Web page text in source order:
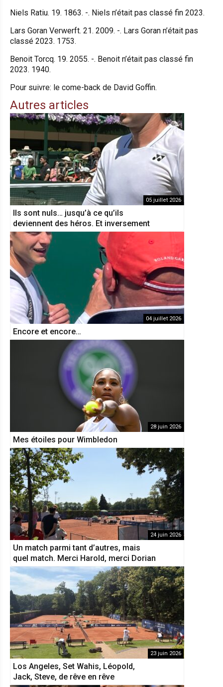
Niels Ratiu. 19. 1863. -. Niels n’était pas classé fin 2023.
Lars Goran Verwerft. 21. 2009. -. Lars Goran n’était pas
classé 2023. 1753.
Benoit Torcq. 19. 2055. -. Benoit n’était pas classé fin
2023. 1940.
Pour suivre: le come-back de David Goffin.
Autres articles
05 juillet 2026
Ils sont nuls… jusqu’à ce qu’ils
deviennent des héros. Et inversement
04 juillet 2026
Encore et encore…
28 juin 2026
Mes étoiles pour Wimbledon
24 juin 2026
Un match parmi tant d’autres, mais
quel match. Merci Harold, merci Dorian
23 juin 2026
Los Angeles, Set Wahis, Léopold,
Jack, Steve, de rêve en rêve